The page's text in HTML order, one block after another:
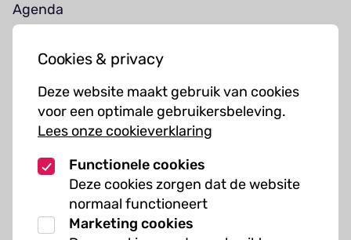
Cookies & privacy
Deze website maakt gebruik van cookies
voor een optimale gebruikersbeleving.
Lees onze cookieverklaring
Functionele cookies
Deze cookies zorgen dat de website
normaal functioneert
Marketing cookies
Agenda
Muziekcursussen
Kunst cursussen
Over ons
Organisatie
Werken bij Kielzog